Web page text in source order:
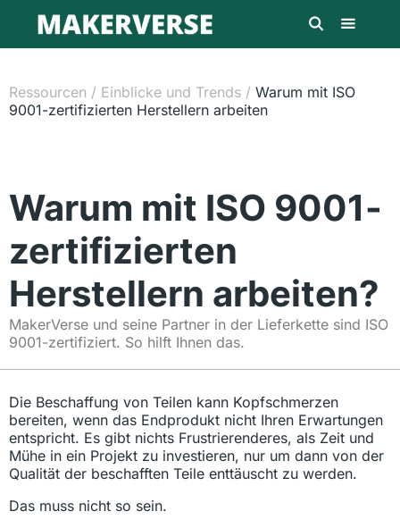
Ressourcen / Einblicke und Trends / Warum mit ISO
9001-zertifizierten Herstellern arbeiten
Warum mit ISO 9001-
zertifizierten
Herstellern arbeiten?
MakerVerse und seine Partner in der Lieferkette sind ISO
9001-zertifiziert. So hilft Ihnen das.
Die Beschaffung von Teilen kann Kopfschmerzen
bereiten, wenn das Endprodukt nicht Ihren Erwartungen
entspricht. Es gibt nichts Frustrierenderes, als Zeit und
Mühe in ein Projekt zu investieren, nur um dann von der
Qualität der beschafften Teile enttäuscht zu werden.
Das muss nicht so sein.